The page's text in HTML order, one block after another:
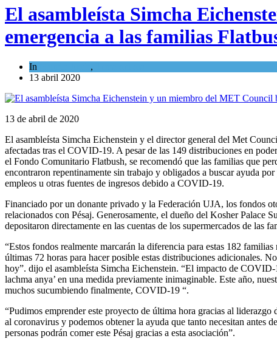
El asambleísta Simcha
emergencia a las familias
In ,
13 abril 2020
13 de abril de 2020
El asambleísta Simcha Eichenstein y el director general del Met
afectadas tras el COVID-19. A pesar de las 149 distribuciones en
el Fondo Comunitario Flatbush, se recomendó que las familias que
encontraron repentinamente sin trabajo y obligados a buscar ayuda
empleos u otras fuentes de ingresos debido a COVID-19.
Financiado por un donante privado y la Federación UJA, los fondos
relacionados con Pésaj. Generosamente, el dueño del Kosher Palace
depositaron directamente en las cuentas de los supermercados de las
“Estos fondos realmente marcarán la diferencia para estas 182
últimas 72 horas para hacer posible estas distribuciones adicionales.
hoy”. dijo el asambleísta Simcha Eichenstein. “El impacto de COVID-
lachma anya’ en una medida previamente inimaginable. Este año,
muchos sucumbiendo finalmente, COVID-19 “.
“Pudimos emprender este proyecto de última hora gracias al
al coronavirus y podemos obtener la ayuda que tanto necesitan antes
personas podrán comer este Pésaj gracias a esta asociación”.